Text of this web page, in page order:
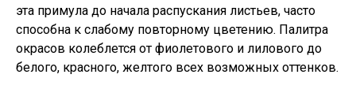
эта примула до начала распускания листьев, часто
способна к слабому повторному цветению. Палитра
окрасов колеблется от фиолетового и лилового до
белого, красного, желтого всех возможных оттенков.